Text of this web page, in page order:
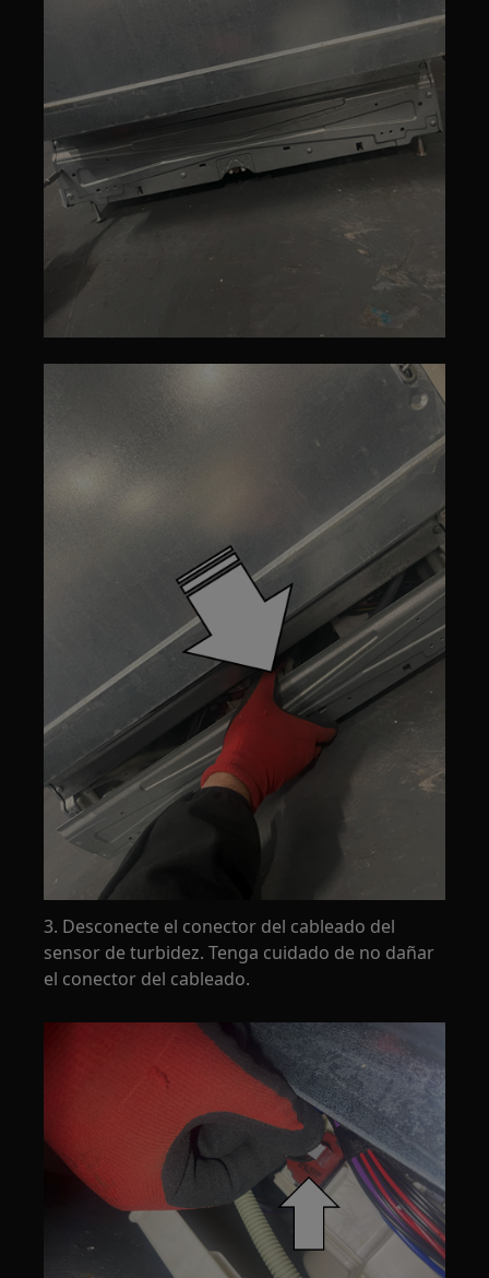
3. Desconecte el conector del cableado del
sensor de turbidez. Tenga cuidado de no dañar
el conector del cableado.